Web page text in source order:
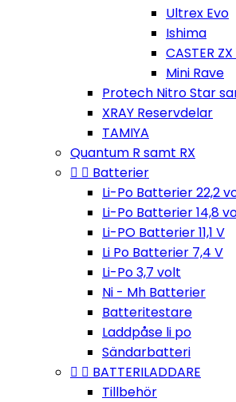
Ultrex Evo
Ishima
CASTER ZX
Mini Rave
Protech Nitro Star
XRAY Reservdelar
TAMIYA
Quantum R samt RX
  Batterier
Li-Po Batterier 22,2
Li-Po Batterier 14,8
Li-PO Batterier 11,1 V
Li Po Batterier 7,4 V
Li-Po 3,7 volt
Ni - Mh Batterier
Batteritestare
Laddpåse li po
Sändarbatteri
  BATTERILADDARE
Tillbehör